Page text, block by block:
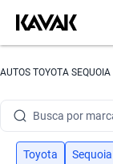
AUTOS TOYOTA
Busca por
Busca por
Toyota Sequoia